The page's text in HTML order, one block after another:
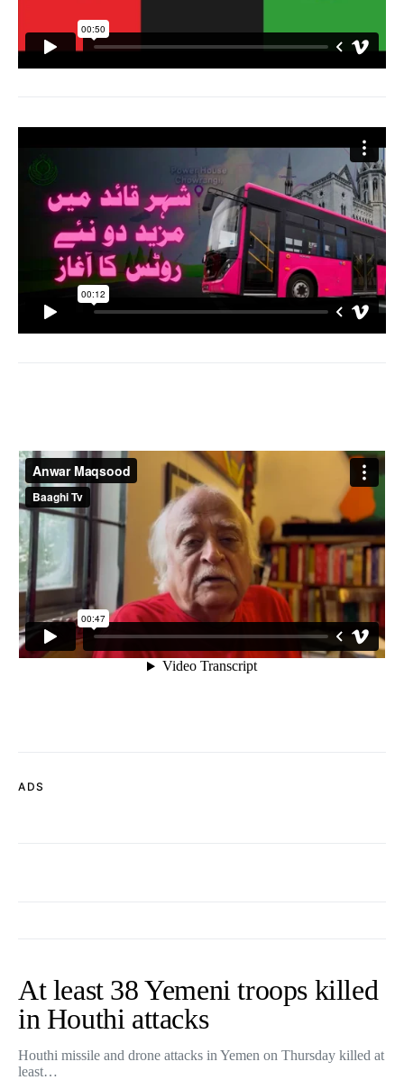
ADS
At least 38 Yemeni troops killed
in Houthi attacks
Houthi missile and drone attacks in Yemen on Thursday killed at
least…